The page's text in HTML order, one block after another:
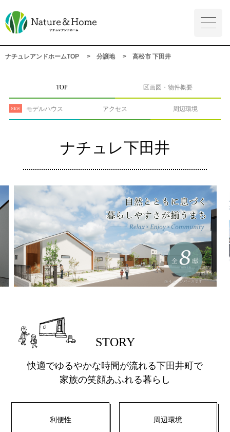
ナチュレアンドホームTOP 分譲地 高松市 下田井
TOP 区画図・物件概要
モデルハウス アクセス 周辺環境
ナチュレ下田井
STORY
快適でゆるやかな時間が流れる下田井町で
家族の笑顔あふれる暮らし
利便性 周辺環境